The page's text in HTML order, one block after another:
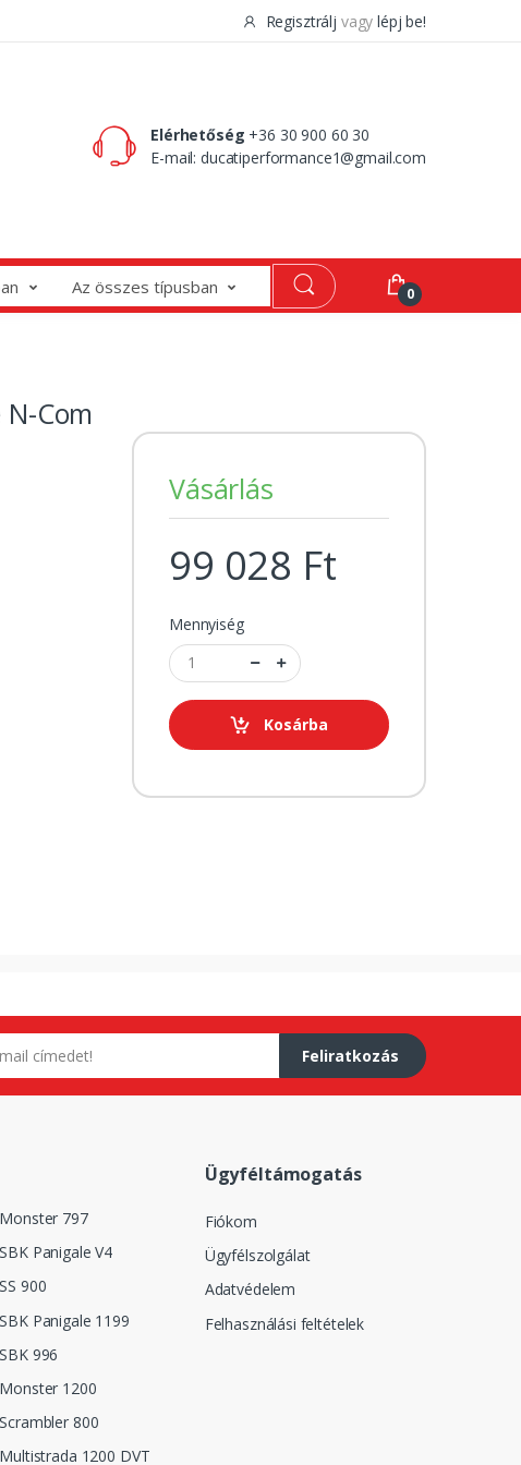
Regisztrálj vagy lépj be!
Elérhetőség +36 30 900 60 30
E-mail:ducatiperformance1@gmail.com
Az összes típusban 0
Com
Vásárlás
99 028 Ft
Mennyiség
Kosárba
Feliratkozás
797
Panigale V4
900
Panigale 1199
996
1200
800
1200 DVT
Ügyféltámogatás
Fiókom
Ügyfélszolgálat
Adatvédelem
Felhasználási feltételek